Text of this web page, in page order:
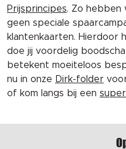
Prijsprincipes. Zo hebben
geen speciale
klantenkaarten. Hierdoor
doe jij voordelig
betekent moeiteloos
nu in onze Dirk-folder
of kom langs bij een